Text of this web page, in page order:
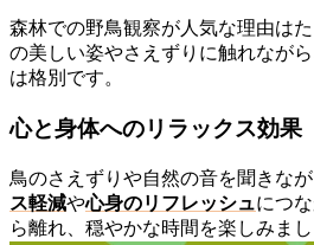
森林での野鳥観察が人気な理由は
の美しい姿やさえずりに触れなが
は格別です。
心と身体へのリラックス効果
鳥のさえずりや自然の音を聞きなが
ス軽減や心身のリフレッシュにつ
ら離れ、穏やかな時間を楽しみまし